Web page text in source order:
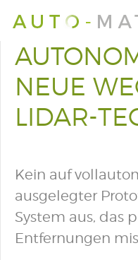
NEUE
LIDAR-
Kein auf
ausgelegter
System aus, das
Entfernungen